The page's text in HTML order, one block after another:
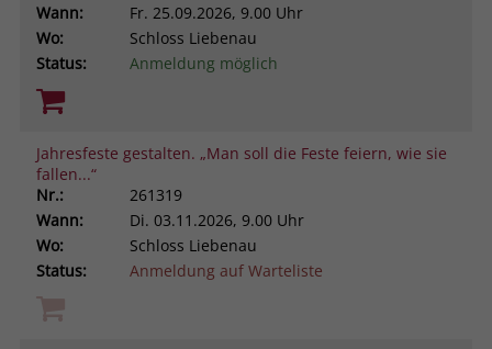
Wann:
Fr. 25.09.2026, 9.00 Uhr
Wo:
Schloss Liebenau
Status:
Anmeldung möglich
Jahresfeste gestalten. „Man soll die Feste feiern, wie sie
fallen...“
Nr.:
261319
Wann:
Di. 03.11.2026, 9.00 Uhr
Wo:
Schloss Liebenau
Status:
Anmeldung auf Warteliste